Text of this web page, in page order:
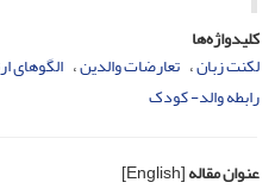
کلیدواژه‌ها
لکنت زبان تعارضات والدین الگوهای
رابطه والد- کودک
عنوان مقاله[English]